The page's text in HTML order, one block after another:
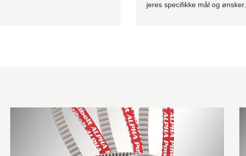
jeres specifikke mål og ønsker.